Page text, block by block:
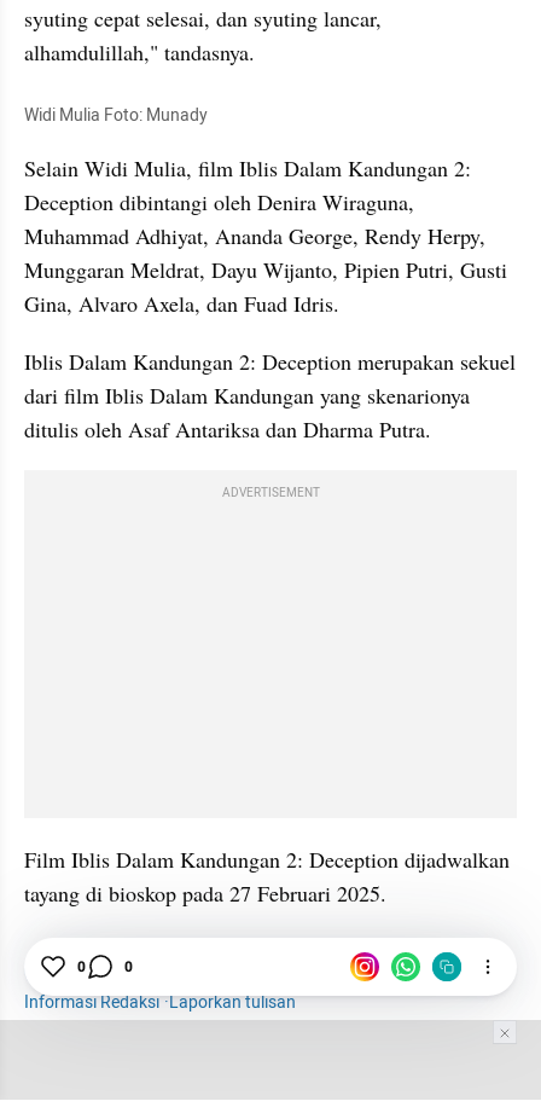
syuting cepat selesai, dan syuting lancar,
alhamdulillah," tandasnya.
Widi Mulia Foto: Munady
Selain Widi Mulia, film Iblis Dalam Kandungan 2:
Deception dibintangi oleh Denira Wiraguna,
Muhammad Adhiyat, Ananda George, Rendy Herpy,
Munggaran Meldrat, Dayu Wijanto, Pipien Putri, Gusti
Gina, Alvaro Axela, dan Fuad Idris.
Iblis Dalam Kandungan 2: Deception merupakan sekuel
dari film Iblis Dalam Kandungan yang skenarionya
ditulis oleh Asaf Antariksa dan Dharma Putra.
ADVERTISEMENT
Film Iblis Dalam Kandungan 2: Deception dijadwalkan
tayang di bioskop pada 27 Februari 2025.
Hiburan
Film
Informasi Redaksi·Laporkan tulisan
0 0